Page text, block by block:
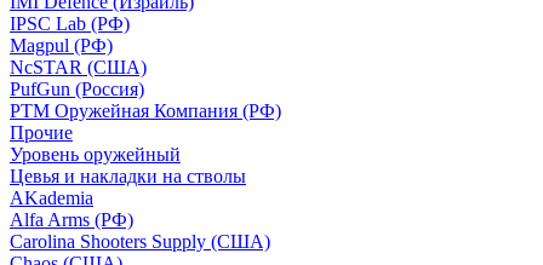
IPSC Lab (РФ)
Magpul (РФ)
NcSTAR (США)
PufGun (Россия)
РТМ Оружейная Компания (РФ)
Прочие
Уровень оружейный
Цевья и накладки на стволы
AKademia
Alfa Arms (РФ)
Carolina Shooters Supply (США)